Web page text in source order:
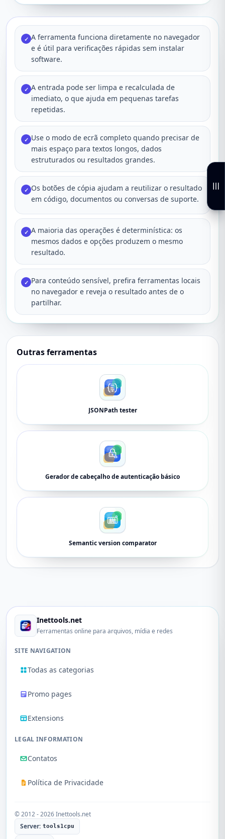
✓ A ferramenta funciona diretamente no navegador
e é útil para verificações rápidas sem instalar
software.
✓ A entrada pode ser limpa e recalculada de
imediato, o que ajuda em pequenas tarefas
repetidas.
✓ Use o modo de ecrã completo quando precisar de
mais espaço para textos longos, dados
estruturados ou resultados grandes.
✓ Os botões de cópia ajudam a reutilizar o resultado
em código, documentos ou conversas de suporte.
✓ A maioria das operações é determinística: os
mesmos dados e opções produzem o mesmo
resultado.
✓ Para conteúdo sensível, prefira ferramentas locais
no navegador e reveja o resultado antes de o
partilhar.
Outras ferramentas
JSONPath tester
Gerador de cabeçalho de autenticação básico
Semantic version comparator
Inettools.net
Ferramentas online para arquivos, mídia e redes
SITE NAVIGATION
Todas as categorias
Promo pages
Extensions
LEGAL INFORMATION
Contatos
Política de Privacidade
© 2012 - 2026 Inettools.net
Server: tools1cpu